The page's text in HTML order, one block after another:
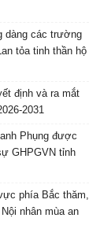
dàng các trường
tỏa tinh thần hộ
định và ra mắt
2031
Phụng được
GHPGVN tỉnh
phía Bắc thăm,
nhân mùa an